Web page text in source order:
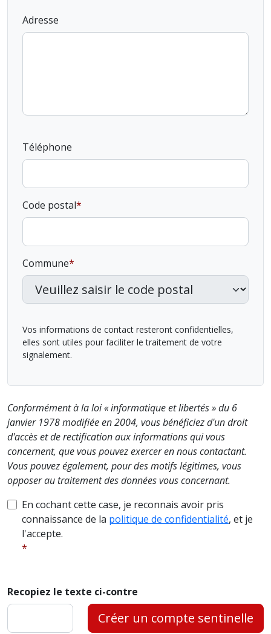
Adresse
Téléphone
Code postal
Commune
Vos informations de contact resteront confidentielles,
elles sont utiles pour faciliter le traitement de votre
signalement.
Conformément à la loi « informatique et libertés » du 6
janvier 1978 modifiée en 2004, vous bénéficiez d'un droit
d'accès et de rectification aux informations qui vous
concernent, que vous pouvez exercer en nous contactant.
Vous pouvez également, pour des motifs légitimes, vous
opposer au traitement des données vous concernant.
En cochant cette case, je reconnais avoir pris
connaissance de la politique de confidentialité, et je
l'accepte.
Recopiez le texte ci-contre
Créer un compte sentinelle